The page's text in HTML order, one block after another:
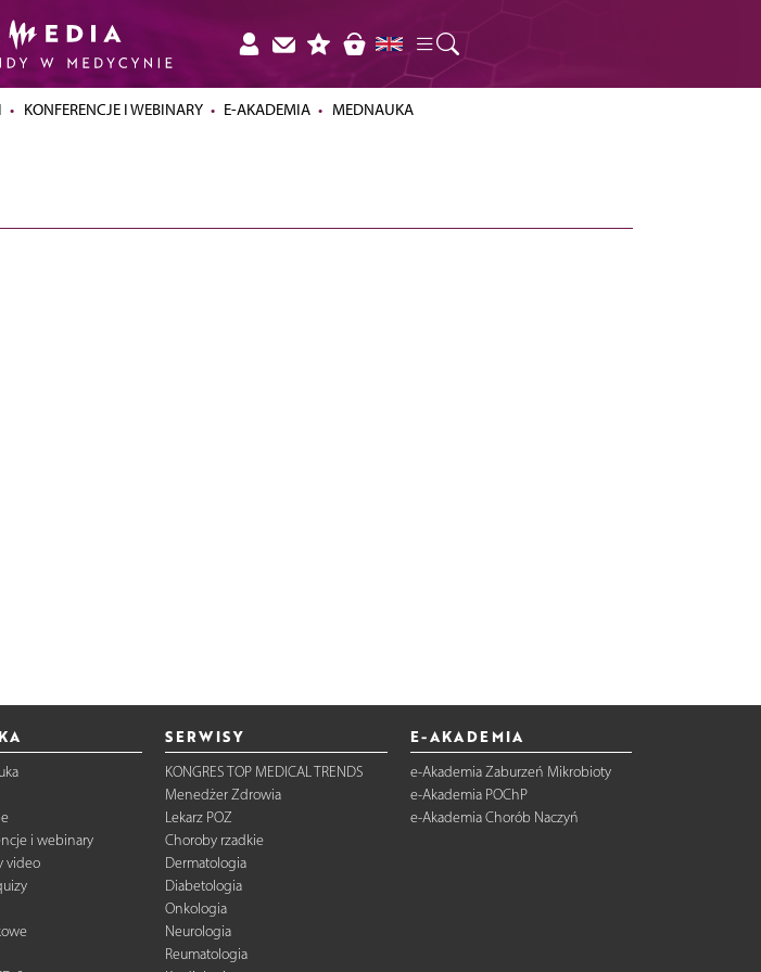
KONFERENCJE I WEBINARY E-AKADEMIA MEDNAUKA
i webinary
video
SERWISY
KONGRES TOP MEDICAL TRENDS
Menedżer Zdrowia
Lekarz POZ
Choroby rzadkie
Dermatologia
Diabetologia
Onkologia
Neurologia
Reumatologia
E-AKADEMIA
e-Akademia Zaburzeń Mikrobioty
e-Akademia POChP
e-Akademia Chorób Naczyń